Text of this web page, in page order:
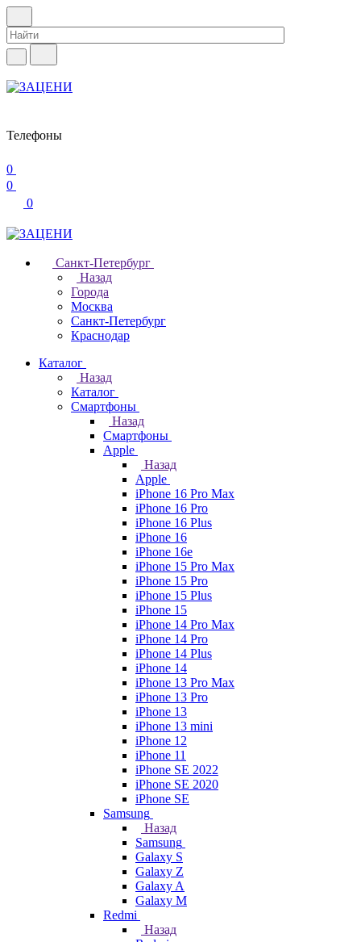
Телефоны
0
0
0
Санкт-Петербург
Назад
Города
Москва
Санкт-Петербург
Краснодар
Каталог
Назад
Каталог
Смартфоны
Назад
Смартфоны
Apple
Назад
Apple
iPhone 16 Pro Max
iPhone 16 Pro
iPhone 16 Plus
iPhone 16
iPhone 16e
iPhone 15 Pro Max
iPhone 15 Pro
iPhone 15 Plus
iPhone 15
iPhone 14 Pro Max
iPhone 14 Pro
iPhone 14 Plus
iPhone 14
iPhone 13 Pro Max
iPhone 13 Pro
iPhone 13
iPhone 13 mini
iPhone 12
iPhone 11
iPhone SE 2022
iPhone SE 2020
iPhone SE
Samsung
Назад
Samsung
Galaxy S
Galaxy Z
Galaxy A
Galaxy M
Redmi
Назад